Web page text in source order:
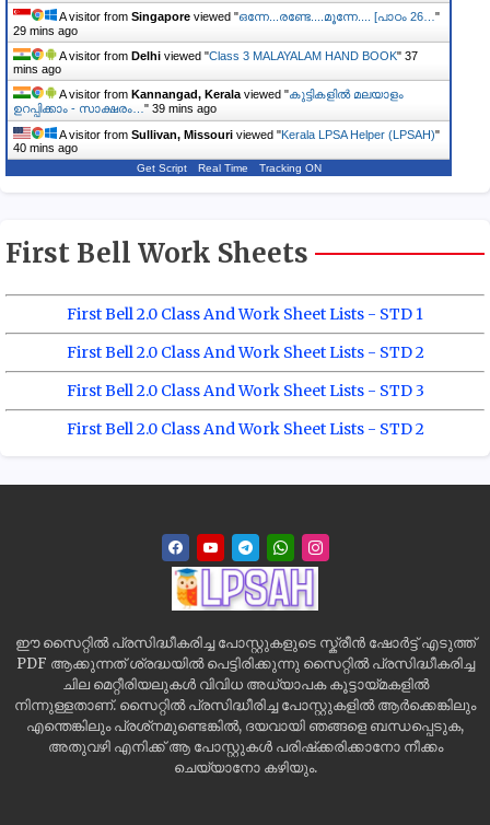
A visitor from Singapore viewed "ഒന്നേ...രണ്ടേ....മൂന്നേ.... [പാഠം 26… "
29 mins ago
A visitor from Delhi viewed "Class 3 MALAYALAM HAND BOOK" 37
mins ago
A visitor from Kannangad, Kerala viewed "കുട്ടികളിൽ മലയാളം
ഉറപ്പിക്കാം - സാക്ഷരം… " 39 mins ago
A visitor from Sullivan, Missouri viewed "Kerala LPSA Helper (LPSAH)"
40 mins ago
Get Script Real Time Tracking ON
First Bell Work Sheets
First Bell 2.0 Class And Work Sheet Lists - STD 1
First Bell 2.0 Class And Work Sheet Lists - STD 2
First Bell 2.0 Class And Work Sheet Lists - STD 3
First Bell 2.0 Class And Work Sheet Lists - STD 2
ഈ സൈറ്റിൽ പ്രസിദ്ധീകരിച്ച പോസ്റ്റുകളുടെ സ്ക്രീൻ ഷോർട്ട് എടുത്ത്
PDF ആക്കുന്നത് ശ്രദ്ധയിൽ പെട്ടിരിക്കുന്നു സൈറ്റിൽ പ്രസിദ്ധീകരിച്ച
ചില മെറ്റീരിയലുകൾ വിവിധ അധ്യാപക കൂട്ടായ്മകളിൽ
നിന്നുള്ളതാണ്. സൈറ്റിൽ പ്രസിദ്ധീരിച്ച പോസ്റ്റുകളിൽ ആർക്കെങ്കിലും
എന്തെങ്കിലും പ്രശ്‌നമുണ്ടെങ്കിൽ, ദയവായി ഞങ്ങളെ ബന്ധപ്പെടുക,
അതുവഴി എനിക്ക് ആ പോസ്റ്റുകൾ പരിഷ്‌ക്കരിക്കാനോ നീക്കം
ചെയ്യാനോ കഴിയും.